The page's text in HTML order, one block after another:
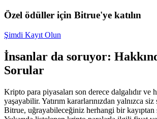
Kopya Ticaret
En iyi traderlarla güçlerinizi birleştirin
Özel ödüller için Bitrue'ye katılın
Şimdi Kayıt Olun
İnsanlar da soruyor:
Sorular
Kripto para piyasaları son derece dalgalıdır ve
yaşayabilir. Yatırım kararlarınızdan yalnızca
Bitrue, uğrayabileceğiniz herhangi bir